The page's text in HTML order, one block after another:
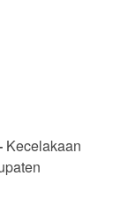
Kecelakaan